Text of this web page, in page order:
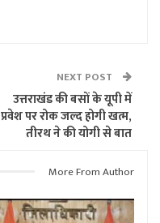
NEXT POST
उत्तराखंड की बसों के यूपी में
प्रवेश पर रोक जल्द होगी खत्म,
तीरथ ने की योगी से बात
More From Author